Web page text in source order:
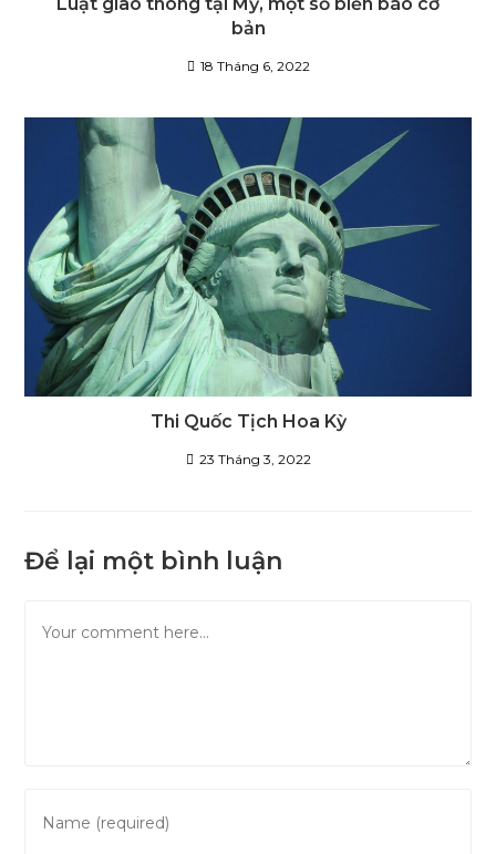
bản
18 Tháng 6, 2022
Thi Quốc Tịch Hoa Kỳ
23 Tháng 3, 2022
Để lại một bình luận
your